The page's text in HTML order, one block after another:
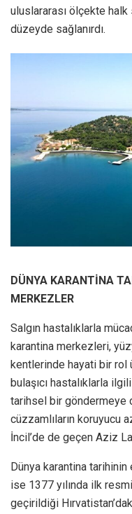
uluslararası ölçekte halk
düzeyde sağlanırdı.
DÜNYA KARANTİNA
MERKEZLER
Salgın hastalıklarla
karantina merkezleri,
kentlerinde hayati bir
bulaşıcı hastalıklarla
tarihsel bir göndermeye
cüzzamlıların koruyucu
İncil’de de geçen Aziz
Dünya karantina
ise 1377 yılında ilk
geçirildiği